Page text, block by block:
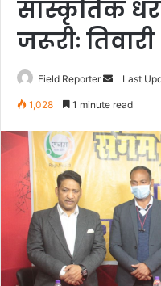
सांस्कृतिक
जरूरीः तिवारी
Field Reporter
Send
Last
1,028 1 minute read